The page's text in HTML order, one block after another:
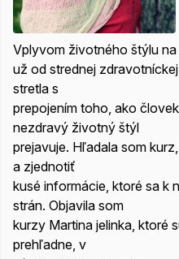
Vplyvom životného štýlu
už od strednej
stretla s
prepojením toho, ako
nezdravý životný štýl
prejavuje. Hľadala som
a zjednotiť
kusé informácie, ktoré sa k
strán. Objavila som
kurzy Martina jelinka, ktoré
prehľadne, v